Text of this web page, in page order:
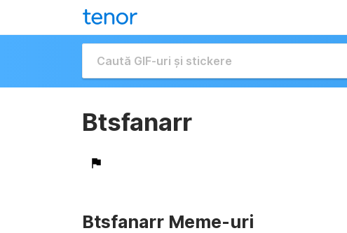
Btsfanarr
Btsfanarr Meme-uri